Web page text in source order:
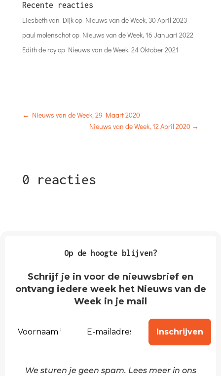
Recente reacties
Liesbeth van Dijkop Nieuws van de Week, 30 April 2023
paul molenschotop Nieuws van de Week, 16 Januari 2022
Edith de royop Nieuws van de Week, 24 Oktober 2021
← Nieuws van de Week, 29 Maart 2020
Nieuws van de Week, 12 April 2020 →
0 reacties
Op de hoogte blijven?
Schrijf je in voor de nieuwsbrief en
ontvang iedere week het Nieuws van de
Week in je mail
We sturen je geen spam. Lees meer in ons